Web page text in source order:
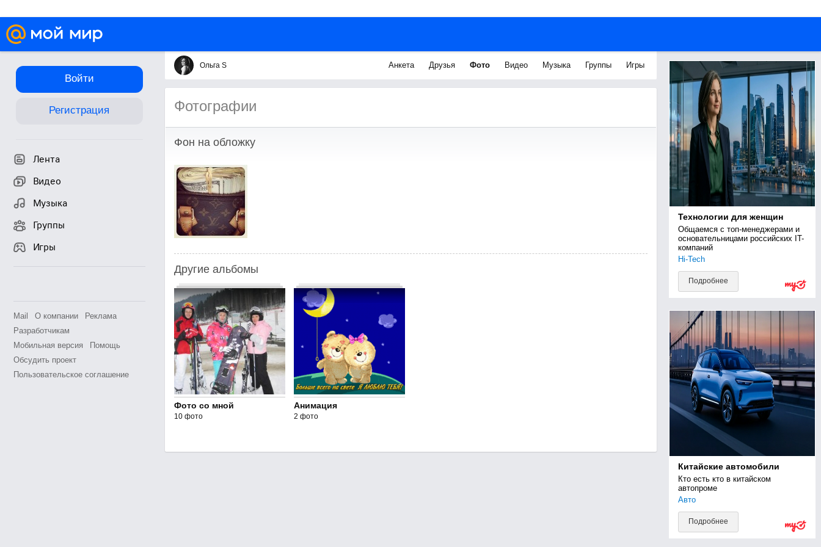
Войти
Регистрация
Лента
Видео
Музыка
Группы
Игры
Mail О компании
Реклама
Разработчикам
Мобильная версия
Помощь
Обсудить проект
Пользовательское соглашение
Ольга S Анкета Друзья Фото Видео Музыка Группы Игры
Фотографии
Фон на обложку
Другие альбомы
Фото со мной
10 фото
Анимация
2 фото
Технологии для женщин
Общаемся с топ-менеджерами и
основательницами российских IT-
компаний
Hi-Tech
Подробнее
Китайские автомобили
Кто есть кто в китайском
автопроме
Авто
Подробнее